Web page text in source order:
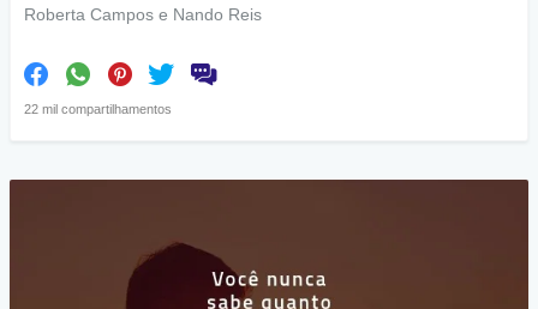
Roberta Campos e Nando Reis
22 mil compartilhamentos